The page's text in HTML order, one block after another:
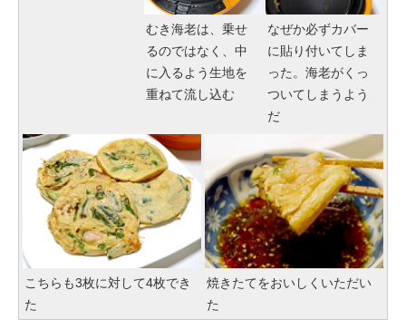
むき海老は、乗せ
るのではなく、中
に入るよう生地を
重ねて流し込む
なぜか必ずカバー
に貼り付いてしま
った。海老がくっ
ついてしまうよう
だ
こちらも3枚に対して4枚でき
た
焼きたてをおいしくいただい
た